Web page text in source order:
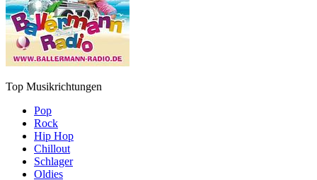
Top Musikrichtungen
Pop
Rock
Hip Hop
Chillout
Schlager
Oldies